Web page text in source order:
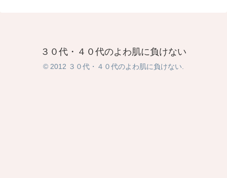
３０代・４０代のよわ肌に負けない
© 2012 ３０代・４０代のよわ肌に負けない.